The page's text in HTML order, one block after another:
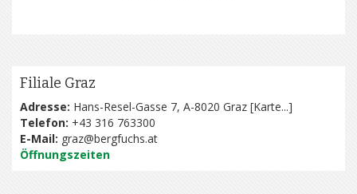
Filiale Graz
Adresse: Hans-Resel-Gasse 7, A-8020 Graz [Karte...]
Telefon: +43 316 763300
E-Mail: graz@bergfuchs.at
Öffnungszeiten